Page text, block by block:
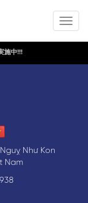
施中!!!
Như Kon
Nam